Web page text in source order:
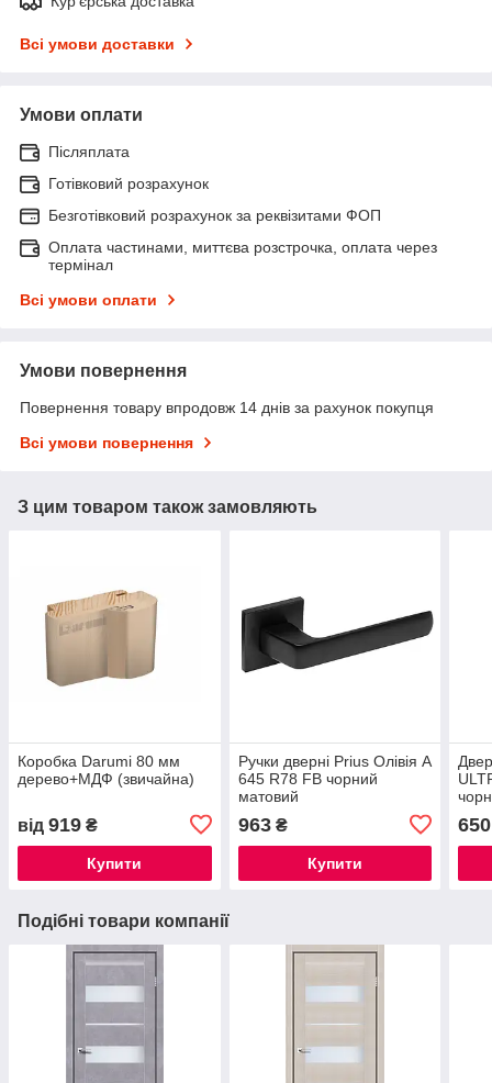
Всі умови доставки
Умови оплати
Післяплата
Готівковий розрахунок
Безготівковий розрахунок за реквізитами ФОП
Оплата частинами, миттєва розстрочка, оплата через
термінал
Всі умови оплати
Умови повернення
Повернення товару впродовж 14 днів за рахунок покупця
Всі умови повернення
З цим товаром також замовляють
Коробка Darumi 80 мм
дерево+МДФ (звичайна)
від 919 ₴
Купити
Ручки дверні Prius Олівія А
645 R78 FB чорний
матовий
963₴
Купити
650
Подібні товари компанії